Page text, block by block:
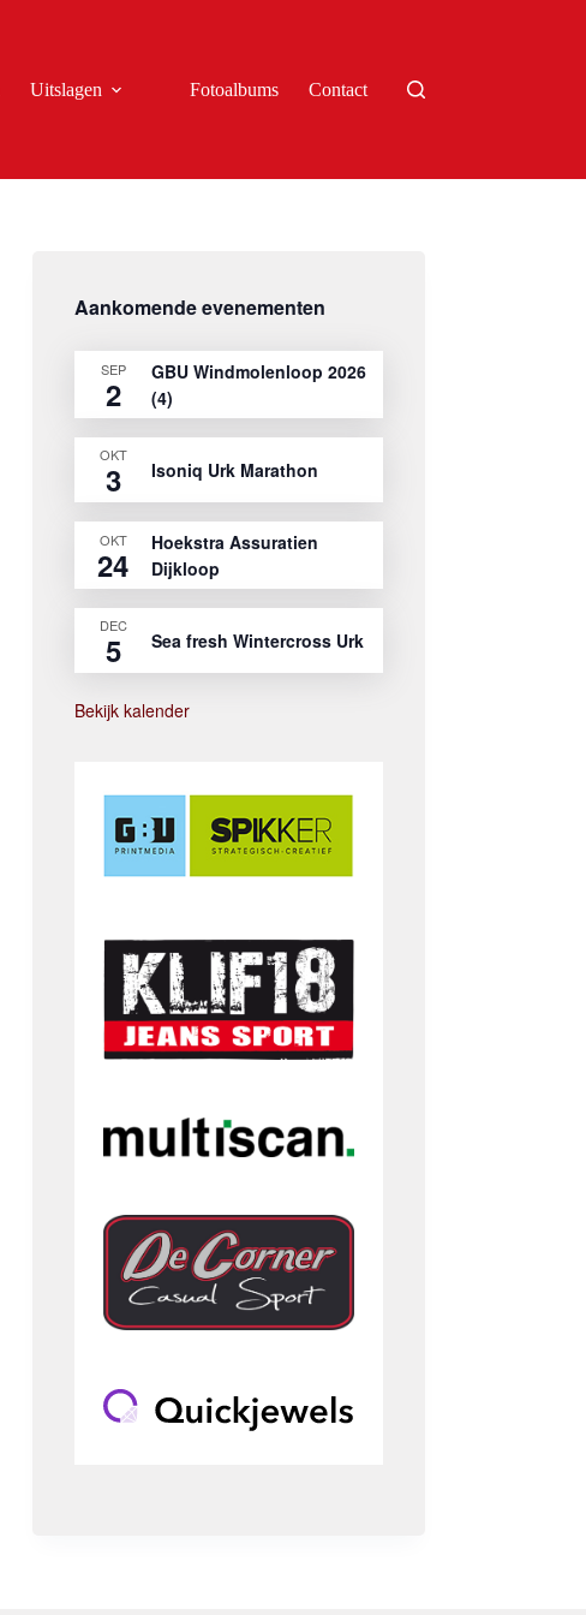
Uitslagen Fotoalbums Contact
Aankomende evenementen
SEP
2
GBU Windmolenloop 2026
(4)
OKT
3 Isoniq Urk Marathon
OKT
24
Hoekstra Assuratien
Dijkloop
DEC
5 Sea fresh Wintercross Urk
Bekijk kalender